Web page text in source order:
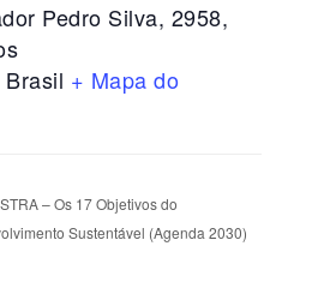
Pedro Silva, 2958,
Brasil + Mapa do
– Os 17 Objetivos do
Sustentável (Agenda 2030)